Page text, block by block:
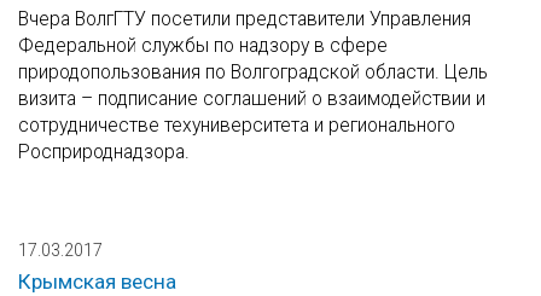
Вчера ВолгГТУ посетили представители Управления
Федеральной службы по надзору в сфере
природопользования по Волгоградской области. Цель
визита – подписание соглашений о взаимодействии и
сотрудничестве техуниверситета и регионального
Росприроднадзора.
17.03.2017
Крымская весна